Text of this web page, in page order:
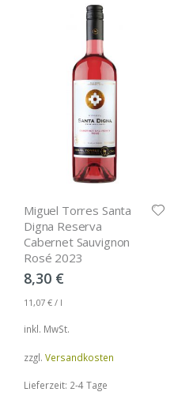
Miguel Torres Santa
Digna Reserva
Cabernet Sauvignon
Rosé 2023
8,30 €
11,07 € / l
inkl. MwSt.
zzgl. Versandkosten
Lieferzeit: 2-4 Tage